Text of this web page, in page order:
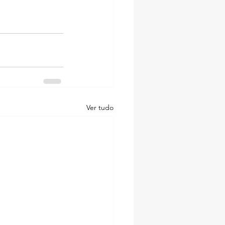
Ver tudo